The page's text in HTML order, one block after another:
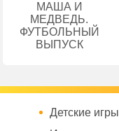
МАША И
МЕДВЕДЬ.
ФУТБОЛЬНЫЙ
ВЫПУСК
Детские игры